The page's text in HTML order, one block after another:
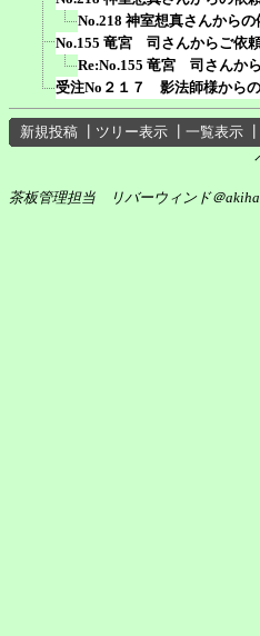
No.218 神室想真さんから
No.155 竜宮 司さんからご依
Re:No.155 竜宮 司さんか
受注No２１７ 影法師様からの
新規投稿 ツリー表示 一覧表示
茶板管理担当 リバーウィンド＠